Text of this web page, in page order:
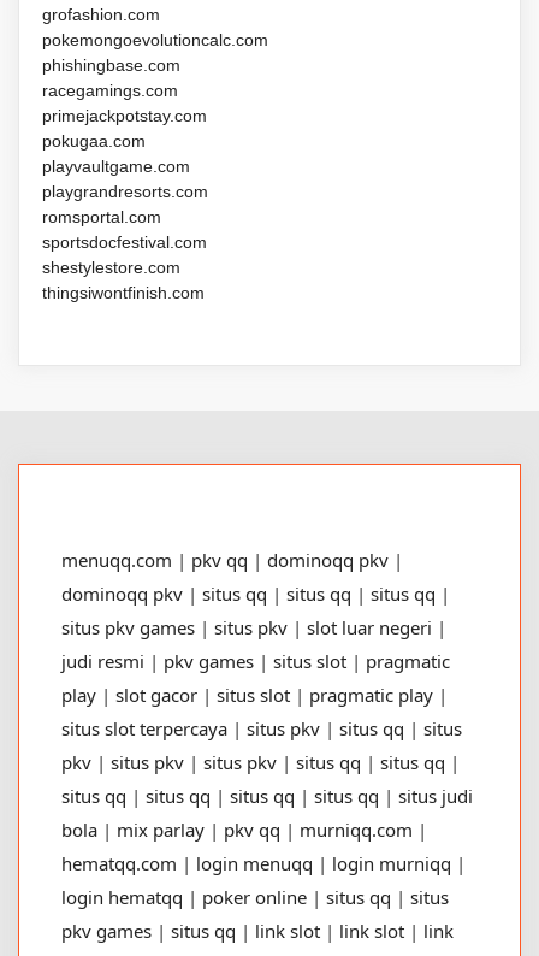
grofashion.com
pokemongoevolutioncalc.com
phishingbase.com
racegamings.com
primejackpotstay.com
pokugaa.com
playvaultgame.com
playgrandresorts.com
romsportal.com
sportsdocfestival.com
shestylestore.com
thingsiwontfinish.com
menuqq.com | pkv qq | dominoqq pkv |
dominoqq pkv | situs qq | situs qq | situs qq |
situs pkv games | situs pkv | slot luar negeri |
judi resmi | pkv games | situs slot | pragmatic
play | slot gacor | situs slot | pragmatic play |
situs slot terpercaya | situs pkv | situs qq | situs
pkv | situs pkv | situs pkv | situs qq | situs qq |
situs qq | situs qq | situs qq | situs qq | situs judi
bola | mix parlay | pkv qq | murniqq.com |
hematqq.com | login menuqq | login murniqq |
login hematqq | poker online | situs qq | situs
pkv games | situs qq | link slot | link slot | link